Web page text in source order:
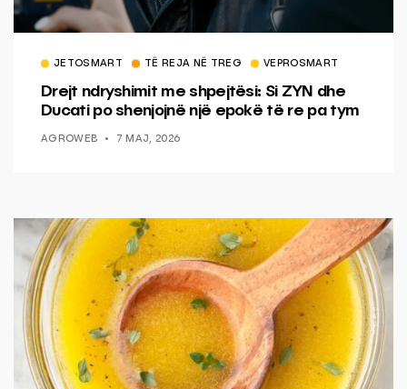
JETOSMART TË REJA NË TREG VEPROSMART
Drejt ndryshimit me shpejtësi: Si ZYN dhe
Ducati po shenjojnë një epokë të re pa tym
AGROWEB 7 MAJ, 2026